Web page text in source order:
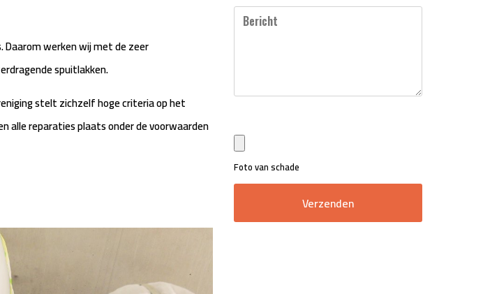
werken wij met de zeer
spuitlakken.
stelt zichzelf hoge criteria op het
alle reparaties plaats onder de voorwaarden
Bericht
Foto van schade